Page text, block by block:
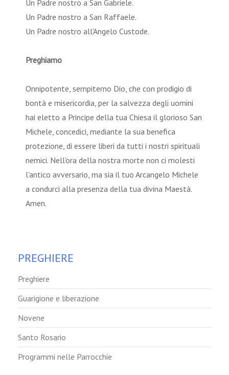
Un Padre nostro a San Gabriele.
Un Padre nostro a San Raffaele.
Un Padre nostro all'Angelo Custode.
Preghiamo
Onnipotente, sempiterno Dio, che con prodigio di
bontà e misericordia, per la salvezza degli uomini
hai eletto a Principe della tua Chiesa il glorioso San
Michele, concedici, mediante la sua benefica
protezione, di essere liberi da tutti i nostri spirituali
nemici. Nell'ora della nostra morte non ci molesti
l'antico avversario, ma sia il tuo Arcangelo Michele
a condurci alla presenza della tua divina Maestà.
Amen.
PREGHIERE
Preghiere
Guarigione e liberazione
Novene
Santo Rosario
Programmi nelle Parrocchie